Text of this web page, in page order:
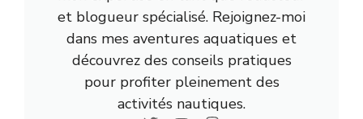
et blogueur spécialisé. Rejoignez-moi
dans mes aventures aquatiques et
découvrez des conseils pratiques
pour profiter pleinement des
activités nautiques.